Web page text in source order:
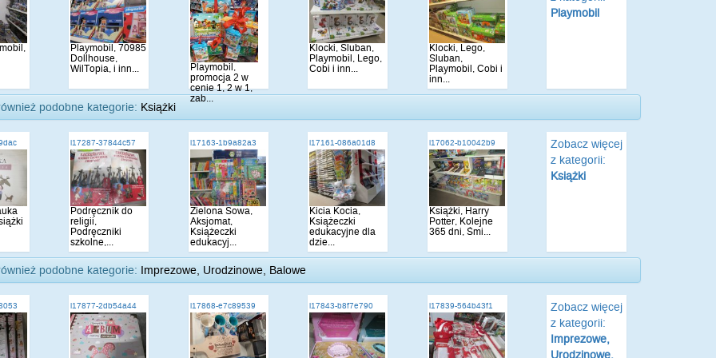
Playmobil, 70985
Dollhouse,
WilTopia, i inn...
Playmobil,
promocja 2 w
cenie 1, 2 w 1,
zab...
Klocki, Sluban,
Playmobil, Lego,
Cobi i inn...
Klocki, Lego,
Sluban,
Playmobil, Cobi i
inn...
Playmobil
podobne kategorie: Książki
i17287-37844c57
Podręcznik do
religii,
Podręczniki
szkolne,...
i17163-1b9a82a3
Zielona Sowa,
Aksjomat,
Książeczki
edukacyj...
i17161-086a01d8
Kicia Kocia,
Książeczki
edukacyjne dla
dzie...
i17062-b10042b9
Książki, Harry
Potter, Kolejne
365 dni, Śmi...
Zobacz więcej
z kategorii:
Książki
podobne kategorie: Imprezowe, Urodzinowe, Balowe
i17877-2db54a44 i17868-e7c89539 i17843-b8f7e790 i17839-564b43f1
Zobacz więcej
z kategorii:
Imprezowe,
Urodzinowe,